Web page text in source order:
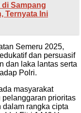
di Sampang
Ternyata Ini
Semeru 2025,
dan persuasif
dan laka lantas serta
Polri.
masyarakat
pelanggaran prioritas
rangka cipta